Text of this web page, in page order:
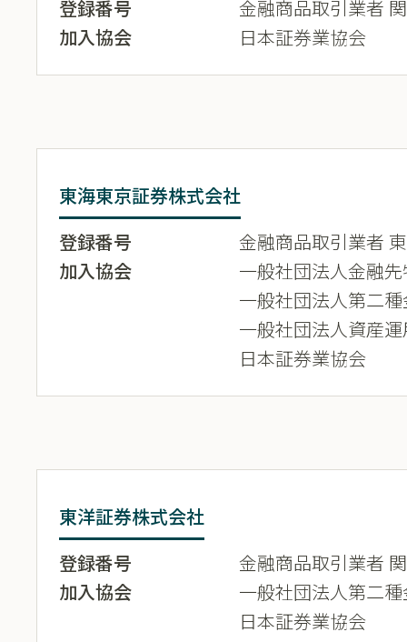
登録番号
金融商品取引業者
加入協会
日本証券業協会
東海東京証券株式会社
登録番号
金融商品取引業者
加入協会
一般社団法人金融
一般社団法人第二
一般社団法人資産
日本証券業協会
東洋証券株式会社
登録番号
金融商品取引業者
加入協会
一般社団法人第二
日本証券業協会